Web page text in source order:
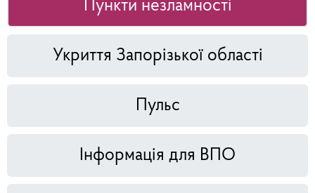
Пункти незламності
Укриття Запорізької області
Пульс
Інформація для ВПО